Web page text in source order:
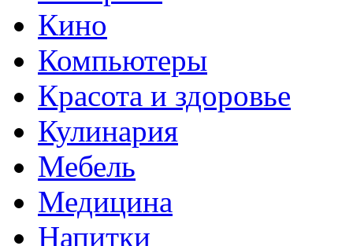
Кино
Компьютеры
Красота и здоровье
Кулинария
Мебель
Медицина
Напитки